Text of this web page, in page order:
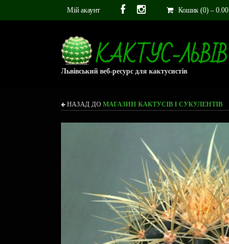
Мій акаунт Кошик (0) – 0.00
Львівський веб-ресурс для кактусистів
НАЗАД ДО МАГАЗИН КАКТУСІВ І СУКУЛЕНТІВ